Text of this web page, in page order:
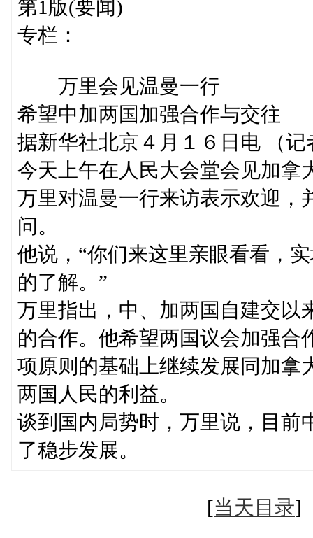
第1版(要闻)
专栏：
万里会见温曼一行
希望中加两国加强合作与交往
据新华社北京４月１６日电 （
今天上午在人民大会堂会见加拿
万里对温曼一行来访表示欢迎，
问。
他说，“你们来这里亲眼看看，
的了解。”
万里指出，中、加两国自建交以
的合作。他希望两国议会加强合
项原则的基础上继续发展同加拿
两国人民的利益。
谈到国内局势时，万里说，目前
了稳步发展。
[当天目录